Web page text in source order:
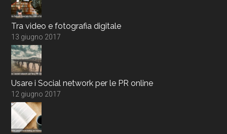
Tra video e fotografia digitale
13 giugno 2017
Usare i Social network per le PR online
12 giugno 2017